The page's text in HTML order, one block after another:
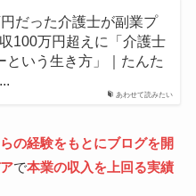
あわせて読みたい
だった介護士が副業プ
100万円超えに「介護士
という生き方」｜たんた
の経験をもとにブログを開
で本業の収入を上回る実績